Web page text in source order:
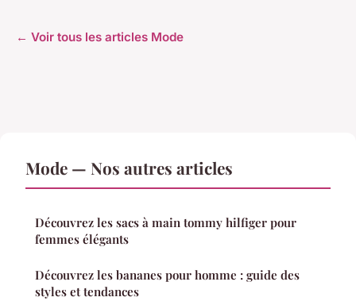
← Voir tous les articles Mode
Mode — Nos autres articles
Découvrez les sacs à main tommy hilfiger pour
femmes élégants
Découvrez les bananes pour homme : guide des
styles et tendances